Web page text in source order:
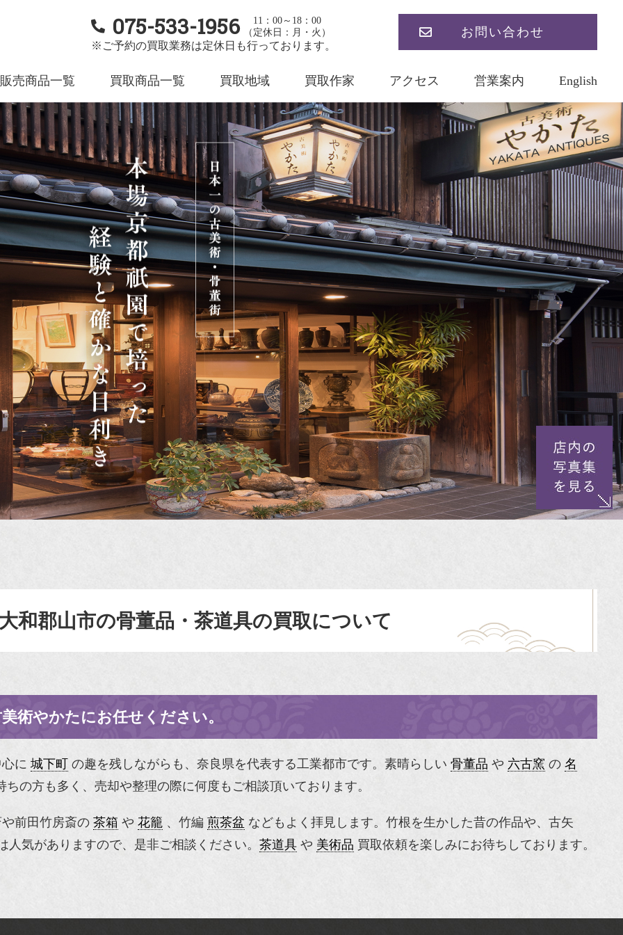
075-533-1956
11：00～18：00
（定休日：月・火）
※ご予約の買取業務は定休日も行っております。
お問い合わせ
販売商品一覧 買取商品一覧 買取地域 買取作家 アクセス 営業案内 English
和郡山市の骨董品・茶道具の買取について
術やかたにお任せください。
に 城下町 の趣を残しながらも、奈良県を代表する工業都市です。素晴らしい 骨董品 や 六古窯 の 名
ちの方も多く、売却や整理の際に何度もご相談頂いております。
前田竹房斎の 茶箱 や 花籠 、竹編 煎茶盆 などもよく拝見します。竹根を生かした昔の作品や、古矢
人気がありますので、是非ご相談ください。 茶道具 や 美術品 買取依頼を楽しみにお待ちしております。